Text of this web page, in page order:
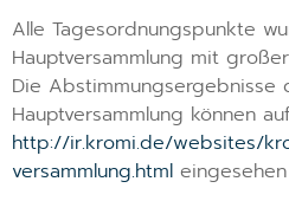
Alle Tagesordnungspunkte
Hauptversammlung mit
Die Abstimmungsergebnisse
Hauptversammlung können auf
http://ir.kromi.de/websites/
versammlung.html